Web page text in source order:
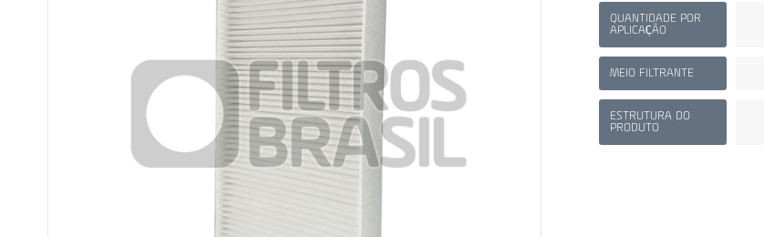
QUANTIDADE POR
APLICAÇÃO
MEIO FILTRANTE
ESTRUTURA DO
PRODUTO